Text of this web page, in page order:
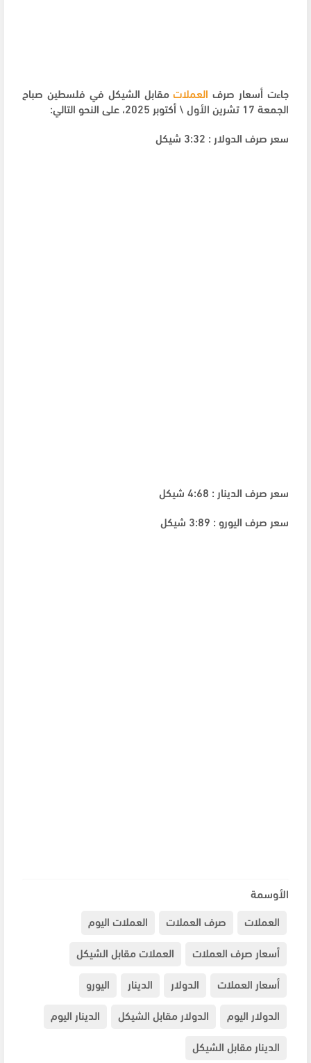
جاءت أسعار صرف العملاتمقابل الشيكل في فلسطين صباح
الجمعة 17 تشرين الأول \ أكتوبر 2025، على النحو التالي:
سعر صرف الدولار : 3:32 شيكل
سعر صرف الدينار : 4:68 شيكل
سعر صرف اليورو : 3:89 شيكل
الأوسمة
العملات
صرف العملات
العملات اليوم
أسعار صرف العملات
العملات مقابل الشيكل
أسعار العملات
الدولار الدينار
اليورو
الدولار اليوم
الدولار مقابل الشيكل
الدينار اليوم
الدينار مقابل الشيكل